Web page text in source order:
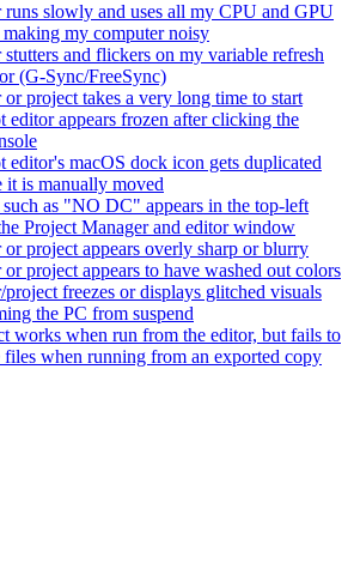
runs slowly and uses all my CPU and GPU
making my computer noisy
and flickers on my variable refresh
(G-Sync/FreeSync)
project takes a very long time to start
editor appears frozen after clicking the
editor's macOS dock icon gets duplicated
it is manually moved
such as "NO DC" appears in the top-left
Project Manager and editor window
or project appears overly sharp or blurry
project appears to have washed out colors
freezes or displays glitched visuals
the PC from suspend
works when run from the editor, but fails to
files when running from an exported copy